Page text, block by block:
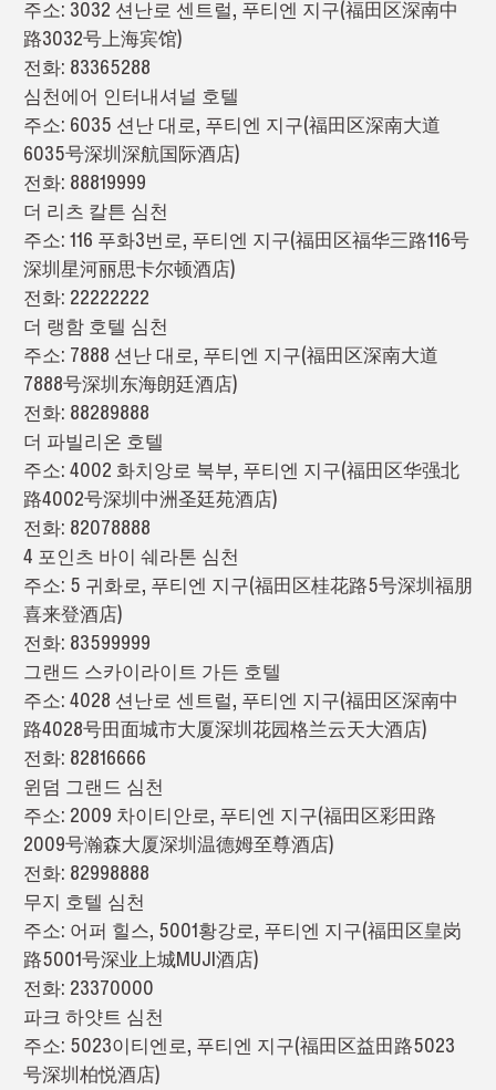
주소: 3032 션난로 센트럴, 푸티엔 지구(福田区深南中
路3032号上海宾馆)
전화: 83365288
심천에어 인터내셔널 호텔
주소: 6035 션난 대로, 푸티엔 지구(福田区深南大道
6035号深圳深航国际酒店)
전화: 88819999
더 리츠 칼튼 심천
주소: 116 푸화3번로, 푸티엔 지구(福田区福华三路116号
深圳星河丽思卡尔顿酒店)
전화: 22222222
더 랭함 호텔 심천
주소: 7888 션난 대로, 푸티엔 지구(福田区深南大道
7888号深圳东海朗廷酒店)
전화: 88289888
더 파빌리온 호텔
주소: 4002 화치앙로 북부, 푸티엔 지구(福田区华强北
路4002号深圳中洲圣廷苑酒店)
전화: 82078888
4 포인츠 바이 쉐라톤 심천
주소: 5 귀화로, 푸티엔 지구(福田区桂花路5号深圳福朋
喜来登酒店)
전화: 83599999
그랜드 스카이라이트 가든 호텔
주소: 4028 션난로 센트럴, 푸티엔 지구(福田区深南中
路4028号田面城市大厦深圳花园格兰云天大酒店)
전화: 82816666
윈덤 그랜드 심천
주소: 2009 차이티안로, 푸티엔 지구(福田区彩田路
2009号瀚森大厦深圳温德姆至尊酒店)
전화: 82998888
무지 호텔 심천
주소: 어퍼 힐스, 5001황강로, 푸티엔 지구(福田区皇岗
路5001号深业上城MUJI酒店)
전화: 23370000
파크 하얏트 심천
주소: 5023이티엔로, 푸티엔 지구(福田区益田路5023
号深圳柏悦酒店)